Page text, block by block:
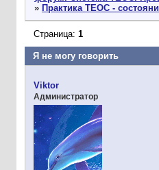
» Практика ТЕОС -
Я не могу говорить
Страница: 1
Viktor
Администратор